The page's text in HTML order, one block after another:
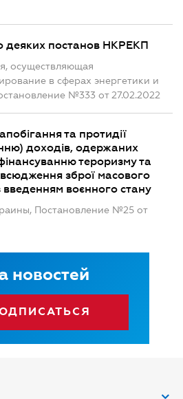
деяких постанов НКРЕКП
осуществляющая
в сферах энергетики и
№333 от 27.02.2022
та протидії
доходів, одержаних
тероризму та
зброї масового
введенням воєнного стану
Постановление №25 от
новостей